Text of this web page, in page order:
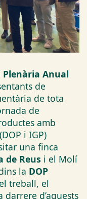
Plenària Anual
de
de tota
de
amb
i IGP)
una finca
de Reus i el Molí
la DOP
treball, el
d’aquests